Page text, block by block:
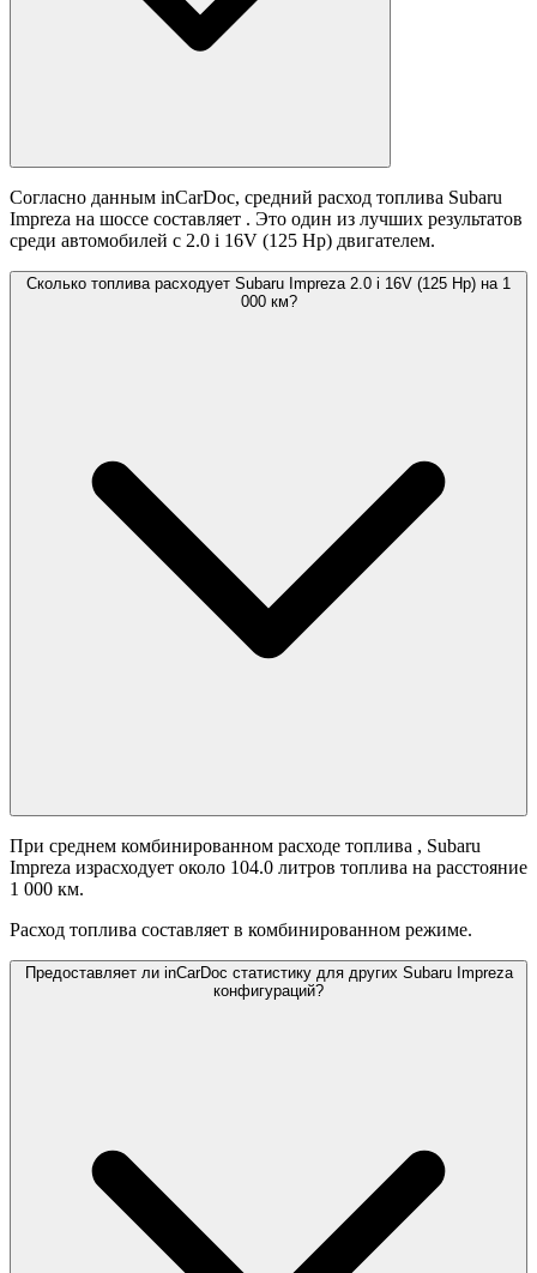
Согласно данным inCarDoc, средний расход топлива Subaru
Impreza на шоссе составляет . Это один из лучших результатов
среди автомобилей с 2.0 i 16V (125 Hp) двигателем.
Сколько топлива расходует Subaru Impreza 2.0 i 16V (125 Hp) на 1
000 км?
При среднем комбинированном расходе топлива , Subaru
Impreza израсходует около 104.0 литров топлива на расстояние
1 000 км.
Расход топлива составляет в комбинированном режиме.
Предоставляет ли inCarDoc статистику для других Subaru Impreza
конфигураций?